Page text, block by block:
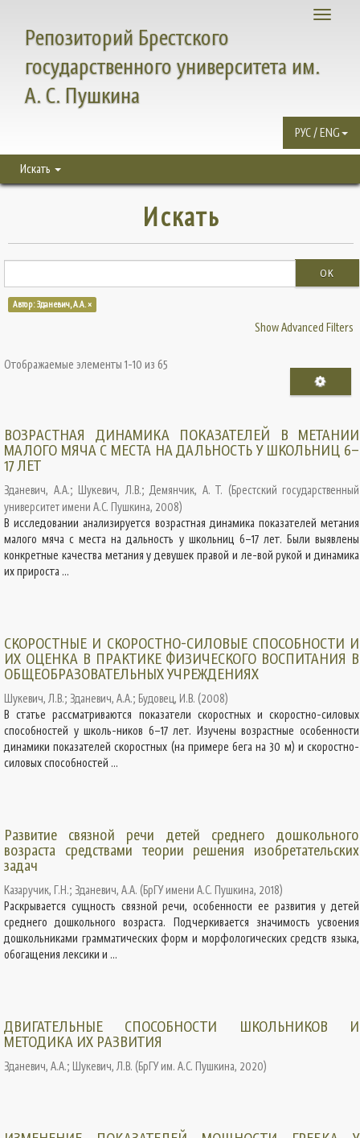
Toggle
Репозиторий Брестского
государственного университета им.
А. С. Пушкина
РУС / ENG
Искать
Искать
OK
Автор: Зданевич, А.А. ×
Show Advanced Filters
Отображаемые элементы 1-10 из 65
ВОЗРАСТНАЯ ДИНАМИКА ПОКАЗАТЕЛЕЙ В МЕТАНИИ
МАЛОГО МЯЧА С МЕСТА НА ДАЛЬНОСТЬ У ШКОЛЬНИЦ 6–
17 ЛЕТ
Зданевич, А.А.; Шукевич, Л.В.; Демянчик, А. Т. (Брестский государственный
университет имени А.С. Пушкина, 2008)
В исследовании анализируется возрастная динамика показателей метания
малого мяча с места на дальность у школьниц 6–17 лет. Были выявлены
конкретные качества метания у девушек правой и ле-вой рукой и динамика
их прироста ...
СКОРОСТНЫЕ И СКОРОСТНО-СИЛОВЫЕ СПОСОБНОСТИ И
ИХ ОЦЕНКА В ПРАКТИКЕ ФИЗИЧЕСКОГО ВОСПИТАНИЯ В
ОБЩЕОБРАЗОВАТЕЛЬНЫХ УЧРЕЖДЕНИЯХ
Шукевич, Л.В.; Зданевич, А.А.; Будовец, И.В. (2008)
В статье рассматриваются показатели скоростных и скоростно-силовых
способностей у школь-ников 6–17 лет. Изучены возрастные особенности
динамики показателей скоростных (на примере бега на 30 м) и скоростно-
силовых способностей ...
Развитие связной речи детей среднего дошкольного
возраста средствами теории решения изобретательских
задач
Казаручик, Г.Н.; Зданевич, А.А. (БрГУ имени А.С. Пушкина, 2018)
Раскрывается сущность связной речи, особенности ее развития у детей
среднего дошкольного возраста. Подчеркивается значимость усвоения
дошкольниками грамматических форм и морфологических средств языка,
обогащения лексики и ...
ДВИГАТЕЛЬНЫЕ СПОСОБНОСТИ ШКОЛЬНИКОВ И
МЕТОДИКА ИХ РАЗВИТИЯ
Зданевич, А.А.; Шукевич, Л.В. (БрГУ им. А.С. Пушкина, 2020)